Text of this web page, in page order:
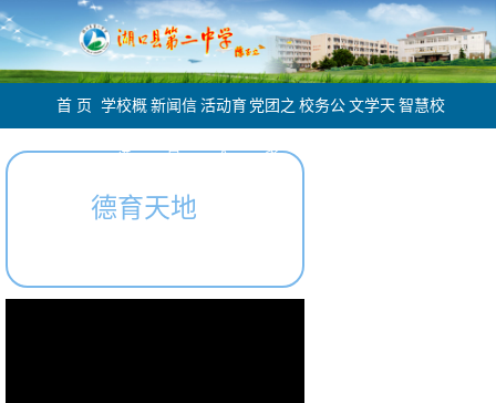
首 页 学校概
况
新闻信
息
活动育
人
党团之
家
校务公 文学天 智慧校
德育天地